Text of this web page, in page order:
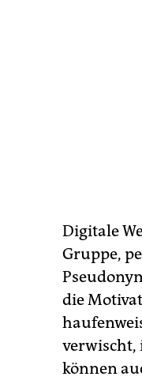
Digitale
Gruppe,
die
verwischt,
können